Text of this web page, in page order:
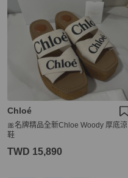
Chloé
🎀名牌精品全新Chloe Woody 厚底涼
鞋
TWD 15,890